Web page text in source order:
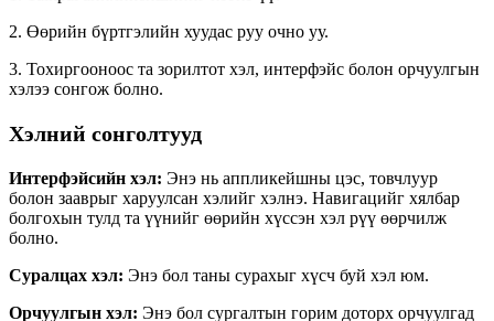
2. Өөрийн бүртгэлийн хуудас руу очно уу.
3. Тохиргооноос та зорилтот хэл, интерфэйс болон орчуулгын
хэлээ сонгож болно.
Хэлний сонголтууд
Интерфэйсийн хэл: Энэ нь аппликейшны цэс, товчлуур
болон зааврыг харуулсан хэлийг хэлнэ. Навигацийг хялбар
болгохын тулд та үүнийг өөрийн хүссэн хэл рүү өөрчилж
болно.
Суралцах хэл: Энэ бол таны сурахыг хүсч буй хэл юм.
Орчуулгын хэл: Энэ бол сургалтын горим доторх орчуулгад